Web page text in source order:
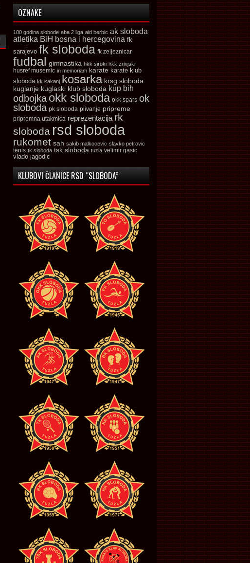
OZNAKE
100 godina slobode aba 2 liga aid berbic ak sloboda
atletika BiH bosna i hercegovina fk
sarajevo fk sloboda fk zeljeznicar
fudbal gimnastika hkk siroki hkk zrinjski
husref musemic in memoriam karate karate klub
sloboda kk kakanj kosarka krsg sloboda
kuglanje kuglaski klub sloboda kup bih
odbojka okk sloboda okk spars ok
sloboda pk sloboda plivanje pripreme
pripremna utakmica reprezentacija rk
sloboda rsd sloboda
rukomet sah sakib malkocevic slavko petrovic
tenis tk sloboda tsk sloboda tuzla velimir gasic
vlado jagodic
KLUBOVI ČLANICE RSD “SLOBODA”